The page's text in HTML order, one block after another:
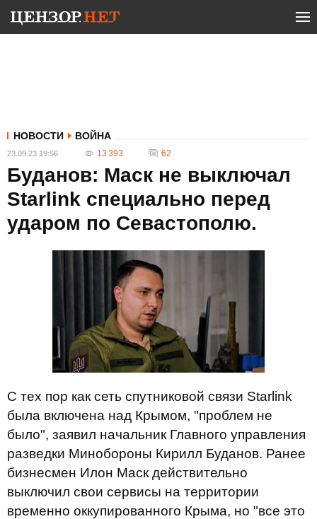
НОВОСТИ ВОЙНА
23.09.23 19:56 13 393 62
Буданов: Маск не выключал
Starlink специально перед
ударом по Севастополю.
С тех пор как сеть спутниковой связи Starlink
была включена над Крымом, "проблем не
было", заявил начальник Главного управления
разведки Минобороны Кирилл Буданов. Ранее
бизнесмен Илон Маск действительно
выключил свои сервисы на территории
временно оккупированного Крыма, но "все это